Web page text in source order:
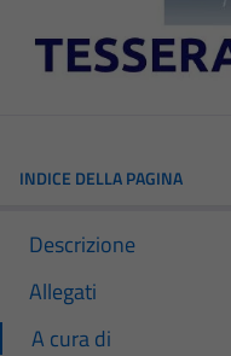
INDICE DELLA PAGINA
Descrizione
Allegati
A cura di